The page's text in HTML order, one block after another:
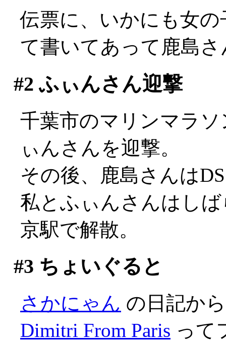
伝票に、いかにも女
て書いてあって鹿島
#2 ふぃんさん迎撃
千葉市のマリンマラ
ぃんさんを迎撃。
その後、鹿島さんは
私とふぃんさんはし
京駅で解散。
#3 ちょいぐると
さかにゃん の日記か
Dimitri From Paris って